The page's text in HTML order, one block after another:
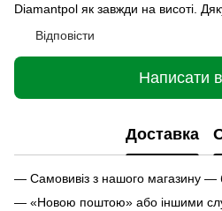
Diamantpol як завжди на висоті.
Відповісти
Написати
Доставка
— Самовивіз з нашого магазину —
— «Новою поштою» або іншими